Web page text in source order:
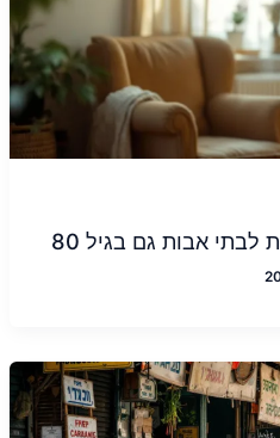
אבות גם בגיל 80